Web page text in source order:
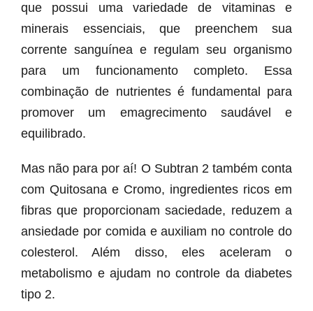
que possui uma variedade de vitaminas e
minerais essenciais, que preenchem sua
corrente sanguínea e regulam seu organismo
para um funcionamento completo. Essa
combinação de nutrientes é fundamental para
promover um emagrecimento saudável e
equilibrado.
Mas não para por aí! O Subtran 2 também conta
com Quitosana e Cromo, ingredientes ricos em
fibras que proporcionam saciedade, reduzem a
ansiedade por comida e auxiliam no controle do
colesterol. Além disso, eles aceleram o
metabolismo e ajudam no controle da diabetes
tipo 2.